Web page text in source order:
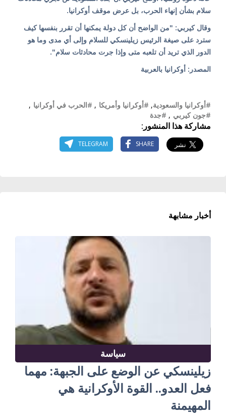
سلام بشأن إنهاء الحرب، بل عرض موقف أوكرانيا.
وقال كيربي: "من الواضح أن كل دولة يمكنها أن تقرر بنفسها كيف
سترد على صيغة الرئيس زيلينسكي للسلام وإلى أي مدى وما هو
الدور الذي تريد أن تلعبه متى وإذا جرت محادثات سلام".
المصدر: أوكرانيا بالعربية
#أوكرانيا والسعودية, #أوكرانيا وأمريكا , #الحرب في أوكرانيا ,
#جون كيربي , #جدة
مشاركة هذا المنشور:
SHARE
TELEGRAM
أخبار مشابهة
سياسة
زيلينسكي عن الوضع على الجبهة: مهما
فعل العدو.. القوة الأوكرانية هي
المهيمنة